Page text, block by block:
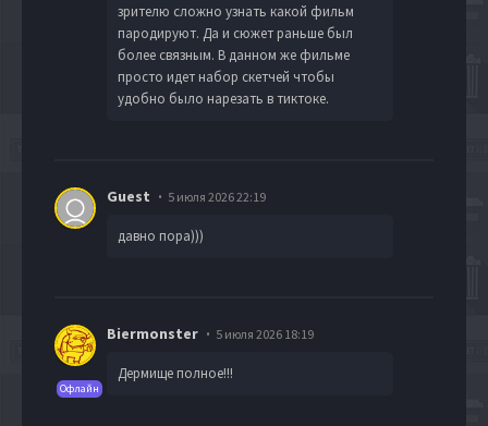
зрителю сложно узнать какой фильм
пародируют. Да и сюжет раньше был
более связным. В данном же фильме
просто идет набор скетчей чтобы
удобно было нарезать в тиктоке.
Guest 5 июля 2026 22:19
давно пора)))
Офлайн
Biermonster 5 июля 2026 18:19
Дермище полное!!!